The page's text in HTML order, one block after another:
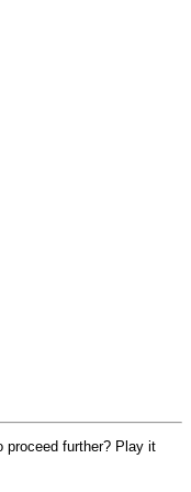
proceed further? Play it